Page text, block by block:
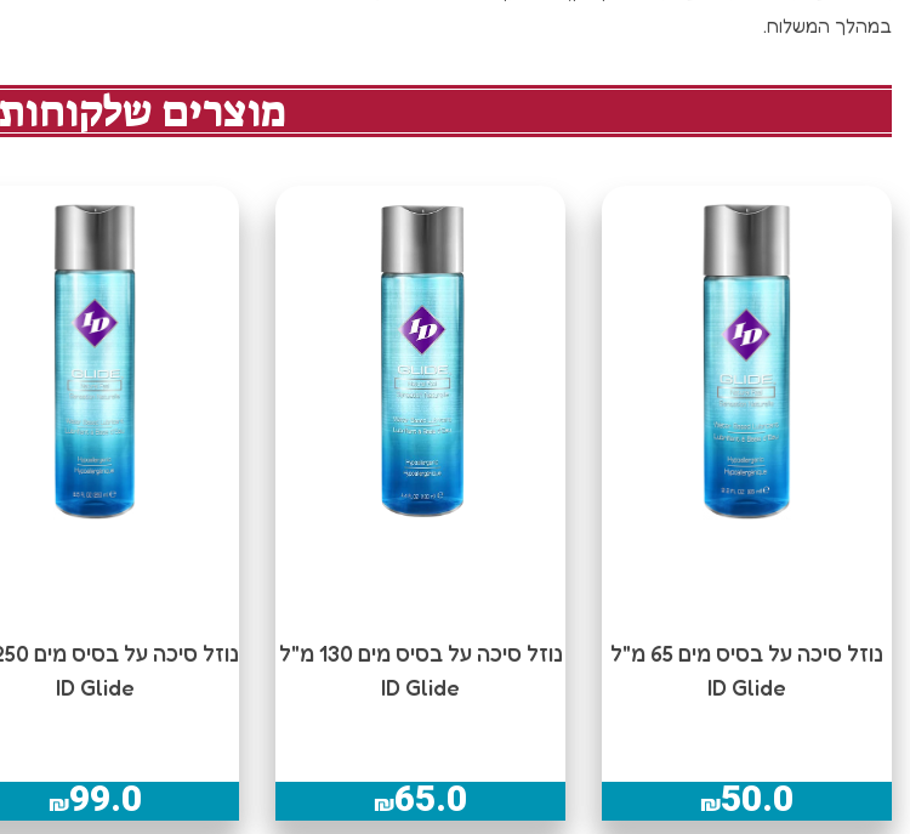
במהלך המשלוח.
מוצרים
נוזל סיכה על בסיס מים 65 מ"ל
ID Glide
₪50.0
נוזל סיכה על בסיס מים 130 מ"ל
ID Glide
₪65.0
ID Glide
₪99.0